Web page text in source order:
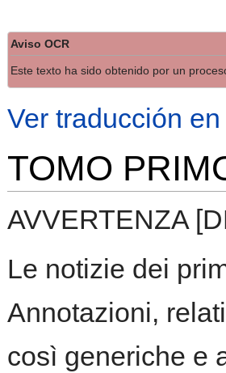
Aviso OCR
Este texto ha sido obtenido por un
Ver traducción
TOMO
AVVERTENZA
Le notizie dei
Annotazioni,
così generiche e